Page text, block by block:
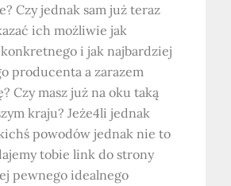
Czy jednak sam już teraz
ich możliwie jak
i jak najbardziej
producenta a zarazem
Czy masz już na oku taką
kraju? Jeże4li jednak
powodów jednak nie to
tobie link do strony
pewnego idealnego